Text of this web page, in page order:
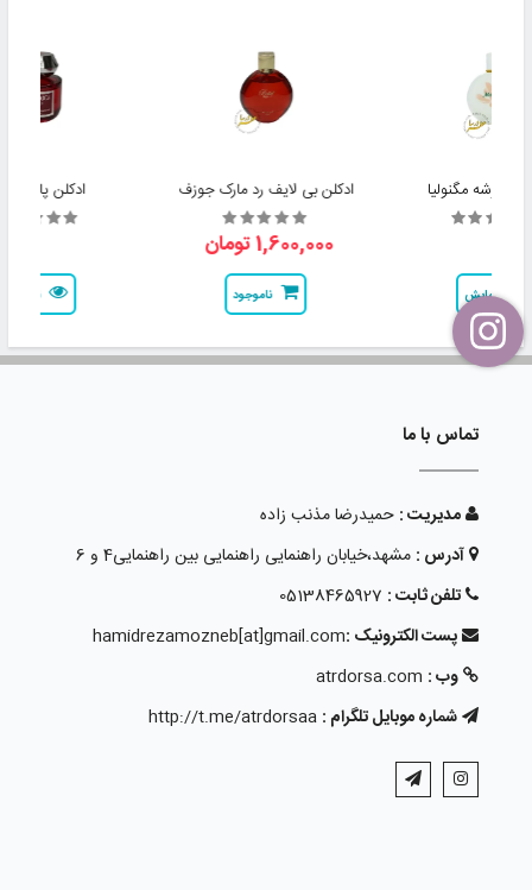
ایو روشه مگنولیا
نمایش
ادکلن بی لایف رد مارک جوزف
1,600,000 تومان
ناموجود
ادکلن
تماس با ما
مدیریت : حمیدرضا مذنب زاده
آدرس : مشهد،خیابان راهنمایی راهنمایی بین راهنمایی4 و 6
تلفن ثابت : 05138465927
پست الکترونیک :hamidrezamozneb[at]gmail.com
وب : atrdorsa.com
شماره موبایل تلگرام :